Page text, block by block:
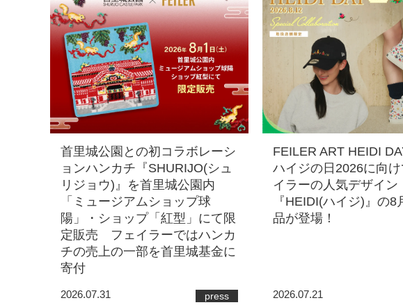
首里城公園との初コラボレーシ
ョンハンカチ『SHURIJO(シュ
リジョウ)』を首里城公園内
「ミュージアムショップ球
陽」・ショップ「紅型」にて限
定販売 フェイラーではハンカ
チの売上の一部を首里城基金に
寄付
2026.07.31 press
FEILER ART HEIDI
ハイジの日2026に向け
イラーの人気デザイン
『HEIDI(ハイジ)』の8
品が登場！
2026.07.21